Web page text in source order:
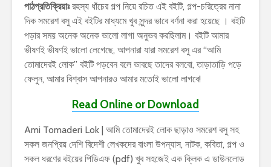
পাঠপ্রতিক্রিয়াঃরহস্য ধাঁচের গল্প নিয়ে রচিত এই বইটি, গল্প-চরিত্রের নানা
দিক সমরেশ বসু এই বইটির মাধ্যমে খুব সুন্দর ভাবে বর্ণনা করা হয়েছে । বইটি
পড়ার সময় অনেক অনেক ভালো লাগা অনুভব করছিলাম। বইটি আমার
ভীষণই ভীষণই ভালো লেগেছে, আপনারা যারা সমরেশ বসু এর “আমি
তোমাদেরই লোক” বইটি পড়বেন বলে ভাবছে তাদের বলবো, তাড়াতাড়ি পড়ে
ফেলুন, আমার বিশ্বাস আপনারও আমার মতোই ভালো লাগবে!
Read Online or Download
Ami Tomaderi Lok | আমি তোমাদেরই লোক ছাড়াও সমরেশ বসু সহ
সকল জনপ্রিয় দেশি বিদেশী লেখকদের বাংলা উপন্যাস, নাটক, কবিতা, গল্প ও
সকল ধরণের বইয়ের পিডিএফ (pdf) খুব সহজেই এক ক্লিক এ ডাউনলোড